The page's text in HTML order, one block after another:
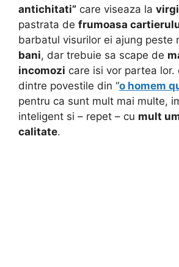
antichitati” care viseaza la
pastrata de frumoasa
barbatul visurilor ei ajung peste
bani, dar trebuie sa scape de
incomozi care isi vor partea lor.
dintre povestile din “o homem
pentru ca sunt mult mai multe,
inteligent si – repet – cu mult
calitate.